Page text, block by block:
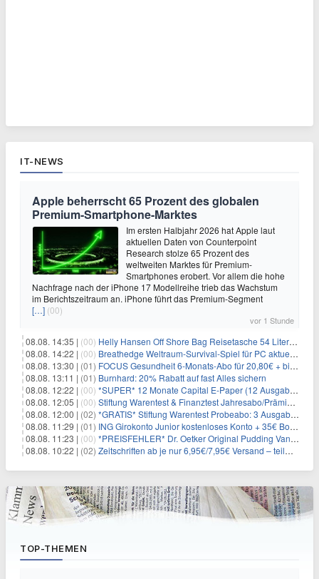
IT-NEWS
Apple beherrscht 65 Prozent des globalen
Premium-Smartphone-Marktes
Im ersten Halbjahr 2026 hat Apple laut
aktuellen Daten von Counterpoint
Research stolze 65 Prozent des
weltweiten Marktes für Premium-
Smartphones erobert. Vor allem die hohe
Nachfrage nach der iPhone 17 Modellreihe trieb das Wachstum
im Berichtszeitraum an. iPhone führt das Premium-Segment
[…] (00)
vor 1 Stunde
08.08. 14:35 | (00) Helly Hansen Off Shore Bag Reisetasche 54 Liter für 29,99€
08.08. 14:22 | (00) Breathedge Weltraum-Survival-Spiel für PC aktuell kostenlos bei Steam
08.08. 13:30 | (01) FOCUS Gesundheit 6-Monats-Abo für 20,80€ + bis zu 20€ Prämie
08.08. 13:11 | (01) Burnhard: 20% Rabatt auf fast Alles sichern
08.08. 12:22 | (00) *SUPER* 12 Monate Capital E-Paper (12 Ausgaben) für NUR 7€ (statt 80,04€)
08.08. 12:05 | (00) Stiftung Warentest & Finanztest Jahresabo/Prämienabo für 35€ + Buchprämie
08.08. 12:00 | (02) *GRATIS* Stiftung Warentest Probeabo: 3 Ausgaben gratis im Wert von 25,20€
08.08. 11:29 | (01) ING Girokonto Junior kostenloses Konto + 35€ Bonus
08.08. 11:23 | (00) *PREISFEHLER* Dr. Oetker Original Pudding Vanille 22er-Pack für 2,97€
08.08. 10:22 | (02) Zeitschriften ab je nur 6,95€/7,95€ Versand – teilweise selbstkündigend!
TOP-THEMEN